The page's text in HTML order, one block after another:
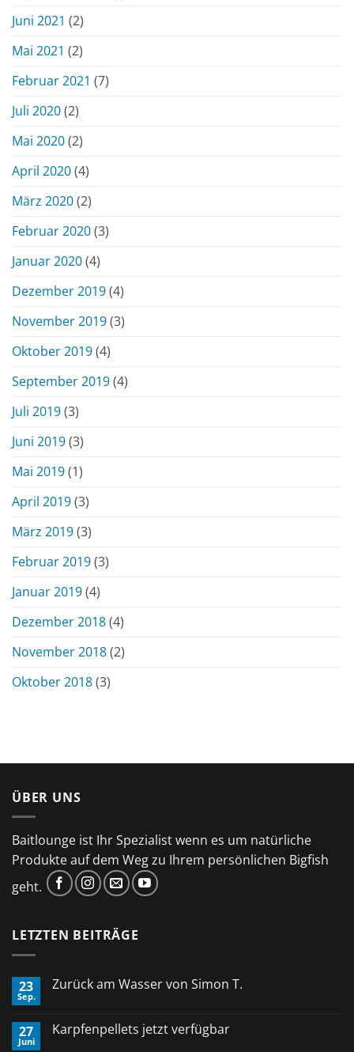
Juni 2021 (2)
Mai 2021 (2)
Februar 2021 (7)
Juli 2020(2)
Mai 2020(2)
April 2020(4)
März 2020(2)
Februar 2020(3)
Januar 2020(4)
Dezember 2019(4)
November 2019(3)
Oktober 2019(4)
September 2019(4)
Juli 2019(3)
Juni 2019(3)
Mai 2019(1)
April 2019(3)
März 2019(3)
Februar 2019(3)
Januar 2019(4)
Dezember 2018(4)
November 2018(2)
Oktober 2018(3)
ÜBER UNS
Baitlounge ist Ihr Spezialist wenn es um natürliche
Produkte auf dem Weg zu Ihrem persönlichen Bigfish
geht.
LETZTEN BEITRÄGE
23
Sep.
Zurück am Wasser von Simon T.
Zurück
27
Juni
Karpfenpellets jetzt verfügbar